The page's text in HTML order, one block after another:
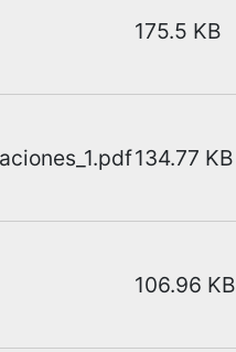
175.5 KB
134.77 KB
106.96 KB